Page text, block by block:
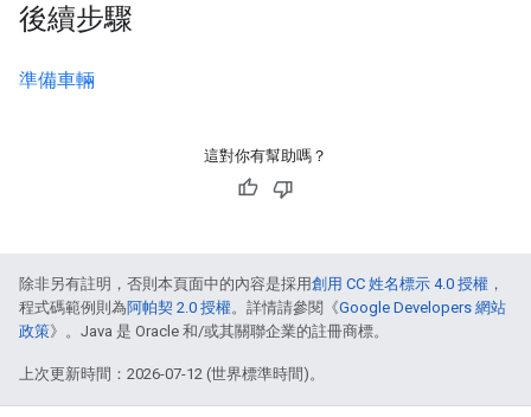
後續步驟
準備車輛
這對你有幫助嗎？
除非另有註明，否則本頁面中的內容是採用創用 CC 姓名標示 4.0 授權 ，
程式碼範例則為阿帕契 2.0 授權。詳情請參閱《Google Developers 網站
政策》。Java 是 Oracle 和/或其關聯企業的註冊商標。
上次更新時間：2026-07-12 (世界標準時間)。